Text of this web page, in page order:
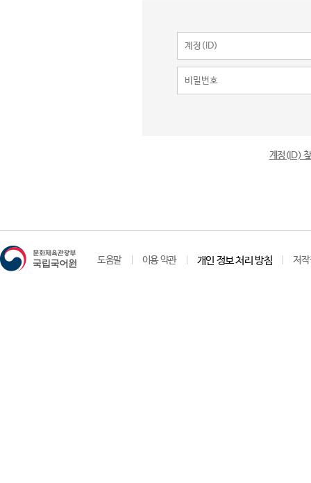
계정(ID)
도움말 이용 약관 개인 정보 처리 방침 저